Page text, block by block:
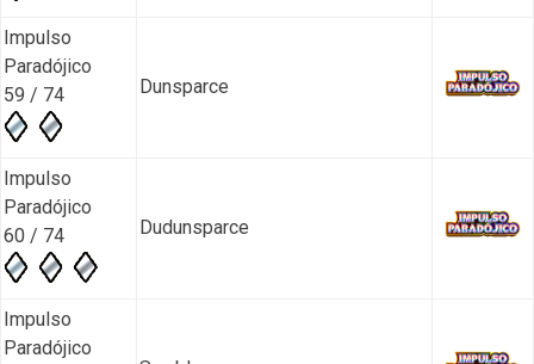
Impulso
Paradójico
59 / 74
Dunsparce
Impulso
Paradójico
60 / 74
Dudunsparce
Impulso
Paradójico